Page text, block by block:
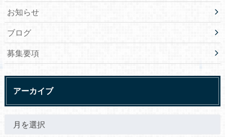
お知らせ
ブログ
募集要項
アーカイブ